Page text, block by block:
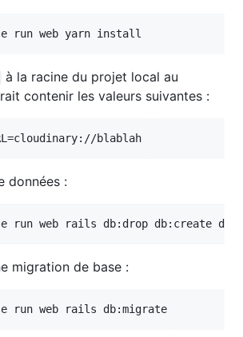
run web yarn install
à la racine du projet local au
contenir les valeurs suivantes :
blablah
données :
run web rails db:drop db:create
migration de base :
run web rails db:migrate